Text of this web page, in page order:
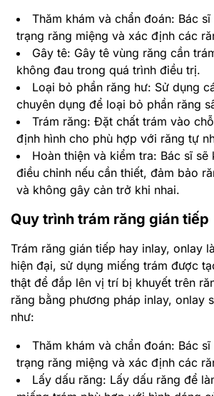
Thăm khám và chẩn đoán: Bác
trạng răng miệng và xác định các
Gây tê: Gây tê vùng răng cần
không đau trong quá trình điều trị.
Loại bỏ phần răng hư: Sử dụng
chuyên dụng để loại bỏ phần răng
Trám răng: Đặt chất trám vào
định hình cho phù hợp với răng tự
Hoàn thiện và kiểm tra: Bác sĩ sẽ
điều chỉnh nếu cần thiết, đảm bảo
và không gây cản trở khi nhai.
Quy trình trám răng gián tiếp
Trám răng gián tiếp hay inlay, onlay
hiện đại, sử dụng miếng trám được
thật để đắp lên vị trí bị khuyết trên
răng bằng phương pháp inlay, onlay
như:
Thăm khám và chẩn đoán: Bác
trạng răng miệng và xác định các
Lấy dấu răng: Lấy dấu răng để